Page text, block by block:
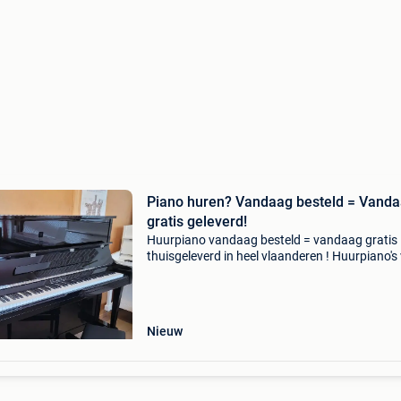
Piano huren? Vandaag besteld =
gratis geleverd!
Huurpiano vandaag besteld = vandaag gratis
thuisgeleverd in heel vlaanderen ! Huurpiano's
Nieuw